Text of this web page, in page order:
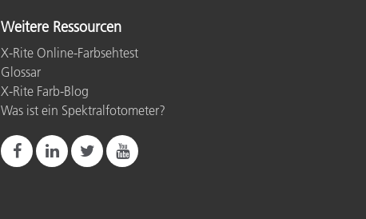
Weitere Ressourcen
X-Rite Online-Farbsehtest
Glossar
X-Rite Farb-Blog
Was ist ein Spektralfotometer?